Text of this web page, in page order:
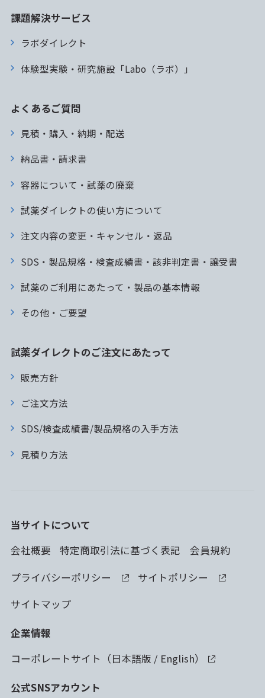
課題解決サービス
ラボダイレクト
体験型実験・研究施設「Labo（ラボ）」
よくあるご質問
見積・購入・納期・配送
納品書・請求書
容器について・試薬の廃棄
試薬ダイレクトの使い方について
注文内容の変更・キャンセル・返品
SDS・製品規格・検査成績書・該非判定書・譲受書
試薬のご利用にあたって・製品の基本情報
その他・ご要望
試薬ダイレクトのご注文にあたって
販売方針
ご注文方法
SDS/検査成績書/製品規格の入手方法
見積り方法
当サイトについて
会社概要
特定商取引法に基づく表記
会員規約
プライバシーポリシー
サイトポリシー
サイトマップ
企業情報
コーポレートサイト（日本語版 / English）
公式SNSアカウント